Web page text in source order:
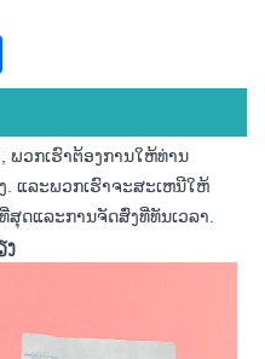
ພວກເຮົາຕ້ອງການໃຫ້ທ່ານ
. ແລະພວກເຮົາຈະສະເຫນີໃຫ້
ດແລະການຈັດສົ່ງທີ່ທັນເວລາ.
ງ